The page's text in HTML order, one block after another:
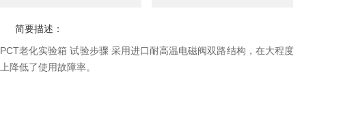
简要描述：
PCT老化实验箱 试验步骤 采用进口耐高温电磁阀双路结构，在大程度
上降低了使用故障率。